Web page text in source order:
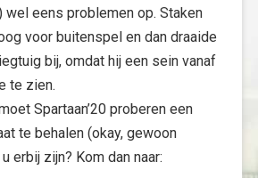
eens problemen op. Staken
voor buitenspel en dan draaide
bij, omdat hij een sein vanaf
te zien.
Spartaan’20 proberen een
te behalen (okay, gewoon
erbij zijn? Kom dan naar: